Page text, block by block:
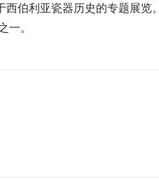
伯利亚瓷器历史的专题展览
一。